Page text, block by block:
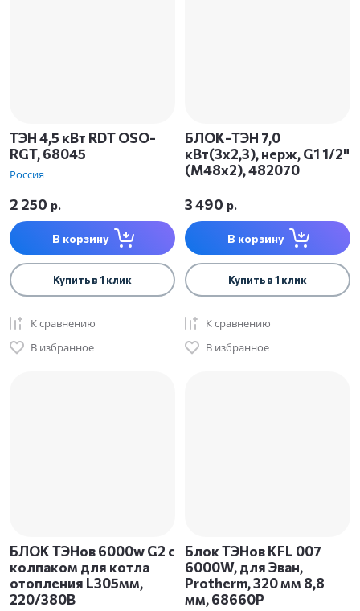
ТЭН 4,5 кВт RDT OSO-
RGT, 68045
Россия
2 250 р.
В корзину
Купить в 1 клик
К сравнению
В избранное
БЛОК-ТЭН 7,0
кВт(3x2,3), нерж, G1 1/2"
(М48х2), 482070
3 490 р.
В корзину
Купить в 1 клик
К сравнению
В избранное
БЛОК ТЭНов 6000w G2 с
колпаком для котла
отопления L305мм,
220/380В
Блок ТЭНов KFL 007
6000W, для Эван,
Protherm, 320 мм 8,8
мм, 68660Р